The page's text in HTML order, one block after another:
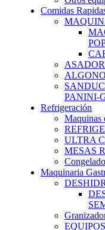
Comidas
PANINI-
Refrigeración
Maquinas
ULTRA
MESAS
Maquinaria